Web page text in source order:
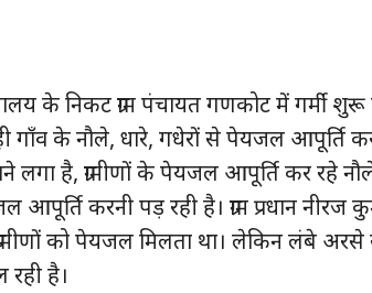
के निकट ग्राम पंचायत गणकोट में गर्मी
गाँव के नौले, धारे, गधेरों से पेयजल आपूर्ति
लगा है, ग्रामीणों के पेयजल आपूर्ति कर रहे
करनी पड़ रही है। ग्राम प्रधान नीरज
को पेयजल मिलता था। लेकिन लंबे अरसे
है।